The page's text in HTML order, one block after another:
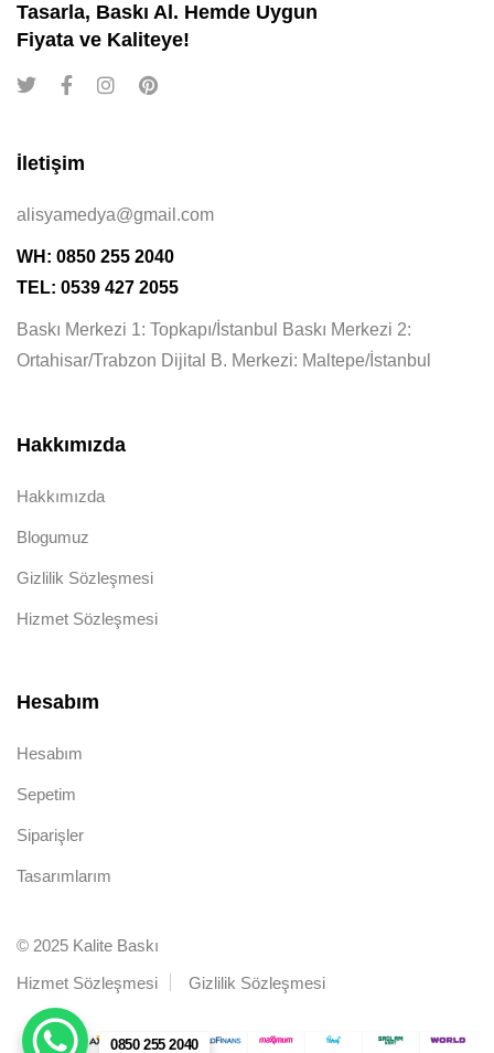
Tasarla, Baskı Al. Hemde Uygun
Fiyata ve Kaliteye!
İletişim
alisyamedya@gmail.com
WH: 0850 255 2040
TEL: 0539 427 2055
Baskı Merkezi 1: Topkapı/İstanbul Baskı Merkezi 2:
Ortahisar/Trabzon Dijital B. Merkezi: Maltepe/İstanbul
Hakkımızda
Hakkımızda
Blogumuz
Gizlilik Sözleşmesi
Hizmet Sözleşmesi
Hesabım
Hesabım
Sepetim
Siparişler
Tasarımlarım
© 2025 Kalite Baskı
Hizmet Sözleşmesi
Gizlilik Sözleşmesi
0850 255 2040